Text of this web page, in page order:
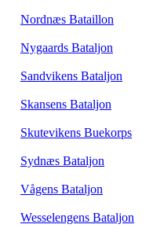
Nordnæs Bataillon
Nygaards Bataljon
Sandvikens Bataljon
Skansens Bataljon
Skutevikens Buekorps
Sydnæs Bataljon
Vågens Bataljon
Wesselengens Bataljon